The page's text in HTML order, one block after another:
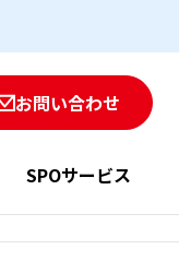
お問い合わせ
SPOサービス